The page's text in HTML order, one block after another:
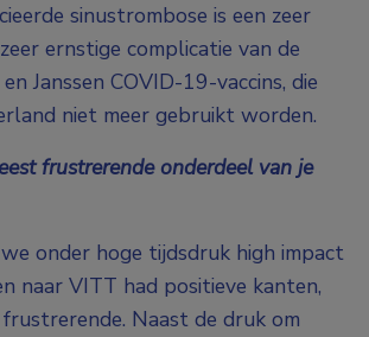
sinustrombose is een zeer
ernstige complicatie van de
Janssen COVID-19-vaccins, die
niet meer gebruikt worden.
frustrerende onderdeel van je
onder hoge tijdsdruk high impact
naar VITT had positieve kanten,
Naast de druk om